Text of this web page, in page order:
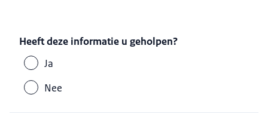
Heeft deze informatie u geholpen?
Ja
Nee